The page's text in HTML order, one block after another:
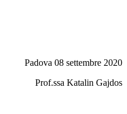
Padova 08 settembre 2020
Prof.ssa Katalin Gajdos